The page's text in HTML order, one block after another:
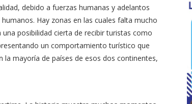
debido a fuerzas humanas y adelantos
Hay zonas en las cuales falta mucho
posibilidad cierta de recibir turistas como
un comportamiento turístico que
mayoría de países de esos dos continentes,